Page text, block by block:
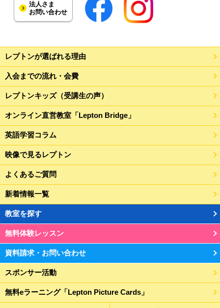
法人さま
お問い合わせ
レプトンが選ばれる理由
入会までの流れ・会費
レプトンキッズ（受講生の声）
オンライン直営教室「Lepton Bridge」
英語学習コラム
映像で見るレプトン
よくあるご質問
新着情報一覧
教室を探す
無料体験レッスン
資料請求・お問い合わせ
スポンサー活動
無料eラーニング「Lepton Picture Cards」